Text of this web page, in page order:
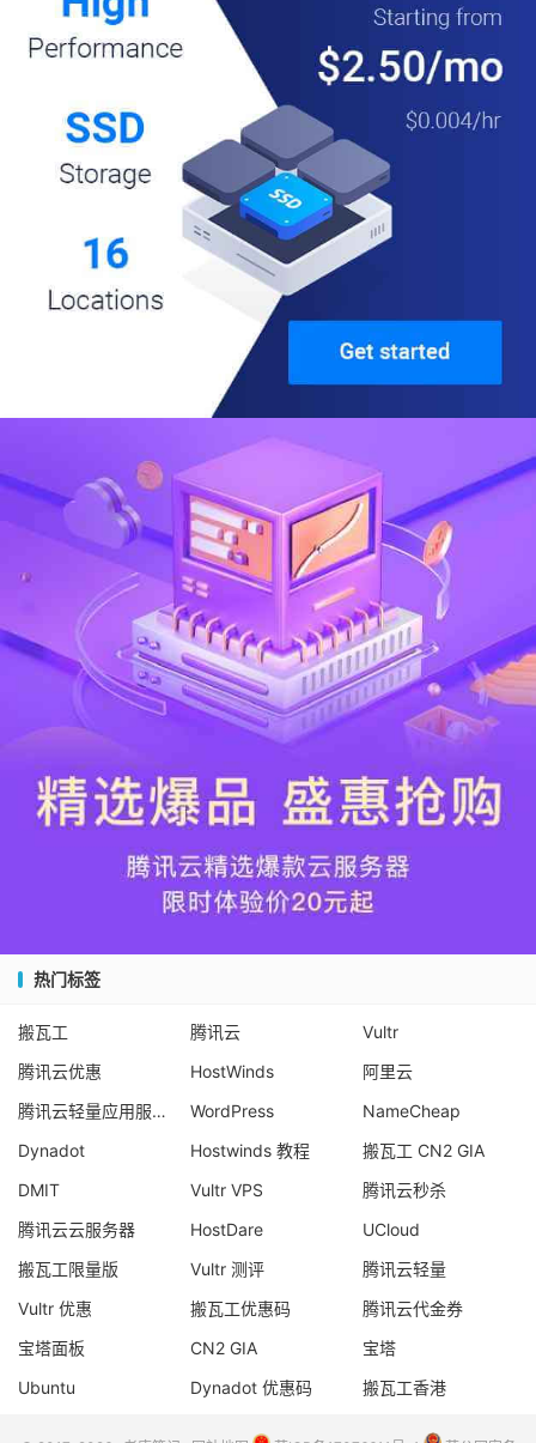
热门标签
搬瓦工 腾讯云
Vultr
腾讯云优惠
HostWinds
阿里云
腾讯云轻量应用服务器
WordPress
NameCheap
Dynadot
Hostwinds 教程
搬瓦工 CN2 GIA
DMIT
Vultr VPS
腾讯云秒杀
腾讯云云服务器
HostDare
UCloud
搬瓦工限量版
Vultr 测评
腾讯云轻量
Vultr 优惠
搬瓦工优惠码
腾讯云代金券
宝塔面板
CN2 GIA
宝塔
Ubuntu
Dynadot 优惠码 搬瓦工香港